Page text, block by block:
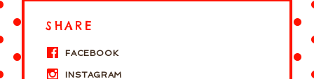
SHARE
FACEBOOK
INSTAGRAM